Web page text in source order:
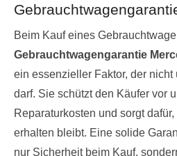
Beim Kauf eines
Gebrauchtwagengarantie
ein essenzieller Faktor, der nicht
darf. Sie schützt den Käufer vor
Reparaturkosten und sorgt
erhalten bleibt. Eine solide
nur Sicherheit beim Kauf,